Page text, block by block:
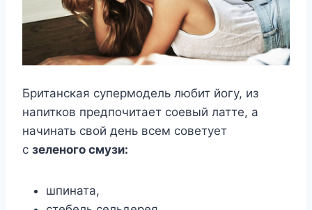
Британская супермодель любит йогу, из
напитков предпочитает соевый латте, а
начинать свой день всем советует
с зеленого смузи:
шпината,